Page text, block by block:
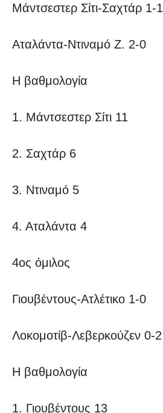
Μάντσεστερ Σίτι-Σαχτάρ 1-1
Αταλάντα-Ντιναμό Ζ. 2-0
Η βαθμολογία
1. Μάντσεστερ Σίτι 11
2. Σαχτάρ 6
3. Ντιναμό 5
4. Αταλάντα 4
4ος όμιλος
Γιουβέντους-Ατλέτικο 1-0
Λοκομοτίβ-Λεβερκούζεν 0-2
Η βαθμολογία
1. Γιουβέντους 13